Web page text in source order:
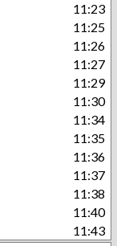
11:23
11:25
11:26
11:27
11:29
11:30
11:34
11:35
11:36
11:37
11:38
11:40
11:43